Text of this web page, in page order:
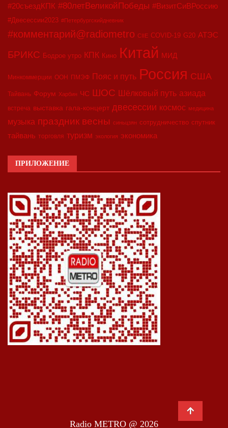
#20съездКПК #80летВеликойПобеды #ВизитСиВРоссию
#Двесессии2023 #Петербургскийдневник
#комментарий@radiometro CIIE COVID-19 G20 АТЭС
БРИКС Бодрое утро КПК Кино Китай МИД
Минкоммерции ООН ПМЭФ Пояс и путь Россия США
Тайвань Форум Харбин ЧС ШОС Шёлковый путь азиада
встреча выставка гала-концерт двесессии космос медицина
музыка праздник весны синьцзян сотрудничество спутник
тайвань торговля туризм экология экономика
ПРИЛОЖЕНИЕ
Radio METRO @ 2026